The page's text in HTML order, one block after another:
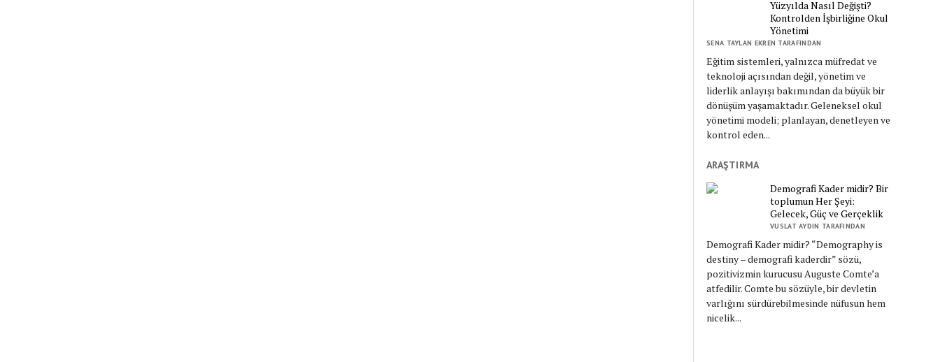
Yüzyılda Nasıl Değişti?
Kontrolden İşbirliğine Okul
Yönetimi
SENA TAYLAN EKREN TARAFINDAN
Eğitim sistemleri, yalnızca müfredat ve
teknoloji açısından değil, yönetim ve
liderlik anlayışı bakımından da büyük bir
dönüşüm yaşamaktadır. Geleneksel okul
yönetimi modeli; planlayan, denetleyen ve
kontrol eden...
ARAŞTIRMA
Demografi Kader midir? Bir
toplumun Her Şeyi:
Gelecek, Güç ve Gerçeklik
VUSLAT AYDIN TARAFINDAN
Demografi Kader midir? “Demography is
destiny – demografi kaderdir” sözü,
pozitivizmin kurucusu Auguste Comte’a
atfedilir. Comte bu sözüyle, bir devletin
varlığını sürdürebilmesinde nüfusun hem
nicelik...